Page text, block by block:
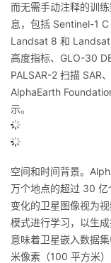
而无需手动注释的训
息，包括 Sentinel-1
Landsat 8 和 Landsat
高度指标、GLO-30
PALSAR-2 扫描 SAR
AlphaEarth
示。
空间和时间背景。
万个地点的超过 30 亿
变化的卫星图像视为
模式进行学习，以生
意味着卫星嵌入数据
米像素（100 平方米